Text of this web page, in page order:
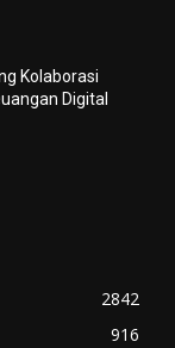
Kolaborasi
Digital
2842
916